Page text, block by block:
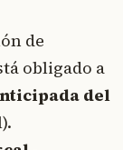
de
obligado a
del